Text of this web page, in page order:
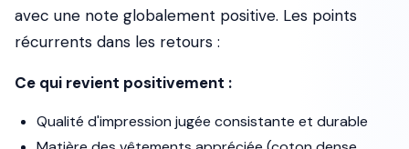
avec une note globalement positive. Les points
récurrents dans les retours :
Ce qui revient positivement :
Qualité d'impression jugée consistante et durable